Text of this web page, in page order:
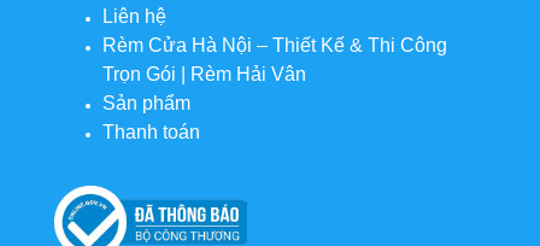
Liên hệ
Rèm Cửa Hà Nội – Thiết Kế & Thi Công
Trọn Gói | Rèm Hải Vân
Sản phẩm
Thanh toán